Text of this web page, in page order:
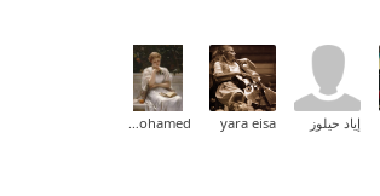
إياد حيلوز yara eisa